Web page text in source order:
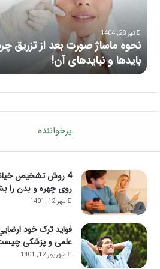
مهر 8, 1404
آموزش شکستن قولنج در خانه
پرخواننده
4 روش تشخیص
روی چهره و بدن را
مهر 12, 1401
فواید ترک خود
علمی و پزشکی
شهریور 12, 1401